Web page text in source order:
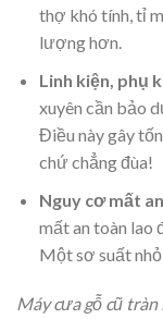
thợ khó tính, tỉ
lượng hơn.
Linh kiện, phụ
xuyên cần bảo
Điều này gây
chứ chẳng đùa!
Nguy cơ mất
mất an toàn lao
Một sơ suất
Máy cưa gỗ cũ